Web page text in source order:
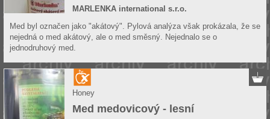
MARLENKA international s.r.o.
Med byl označen jako "akátový". Pylová analýza však prokázala, že se
nejedná o med akátový, ale o med směsný. Nejednalo se o
jednodruhový med.
Honey
Med medovicový - lesní